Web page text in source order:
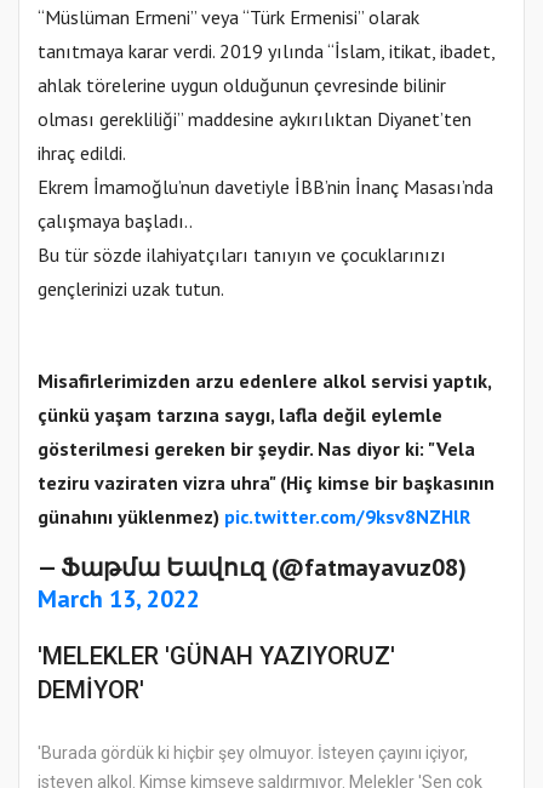
“Müslüman Ermeni” veya “Türk Ermenisi” olarak
tanıtmaya karar verdi. 2019 yılında “İslam, itikat, ibadet,
ahlak törelerine uygun olduğunun çevresinde bilinir
olması gerekliliği” maddesine aykırılıktan Diyanet’ten
ihraç edildi.
Ekrem İmamoğlu’nun davetiyle İBB’nin İnanç Masası’nda
çalışmaya başladı..
Bu tür sözde ilahiyatçıları tanıyın ve çocuklarınızı
gençlerinizi uzak tutun.
Misafirlerimizden arzu edenlere alkol servisi yaptık,
çünkü yaşam tarzına saygı, lafla değil eylemle
gösterilmesi gereken bir şeydir. Nas diyor ki: "Vela
teziru vaziraten vizra uhra" (Hiç kimse bir başkasının
günahını yüklenmez) pic.twitter.com/9ksv8NZHlR
— Ֆաթմա Եավուզ (@fatmayavuz08)
March 13, 2022
'MELEKLER 'GÜNAH YAZIYORUZ'
DEMİYOR'
'Burada gördük ki hiçbir şey olmuyor. İsteyen çayını içiyor,
isteyen alkol. Kimse kimseye saldırmıyor. Melekler 'Sen çok